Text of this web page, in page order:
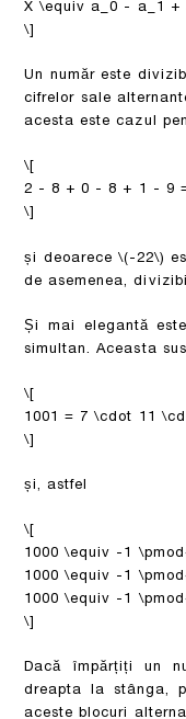
X \equiv a_0 - a_1 +
\]
Un număr este
cifrelor sale
acesta este cazul
\[
2 - 8 + 0 - 8 + 1 - 9
\]
și deoarece\(-22\)
de asemenea,
Și mai elegantă
simultan. Aceasta
\[
1001 = 7 \cdot 11
\]
și, astfel
\[
1000 \equiv -1
1000 \equiv -1
1000 \equiv -1
\]
Dacă împărțiți un
dreapta la stânga,
aceste blocuri